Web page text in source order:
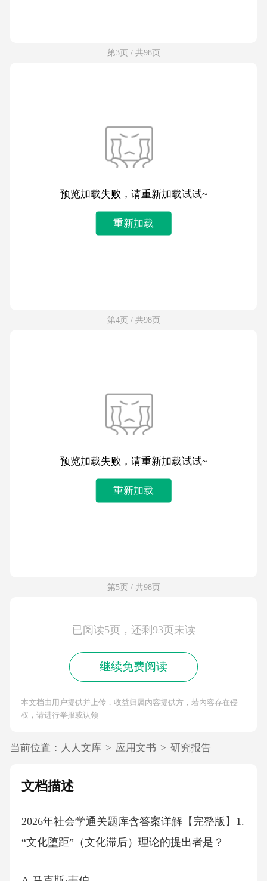
第3页 / 共98页
预览加载失败，请重新加载试试~
重新加载
第4页 / 共98页
预览加载失败，请重新加载试试~
重新加载
第5页 / 共98页
已阅读5页，还剩93页未读
继续免费阅读
本文档由用户提供并上传，收益归属内容提供方，若内容存在侵
权，请进行举报或认领
当前位置： 人人文库 > 应用文书 > 研究报告
文档描述
2026年社会学通关题库含答案详解【完整版】1.
“文化堕距”（文化滞后）理论的提出者是？